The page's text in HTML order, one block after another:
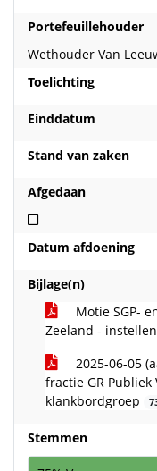
Portefeuillehouder
Wethouder Van
Toelichting
Einddatum
Stand van zaken
Afgedaan
Niet afgedaan
Datum afdoening
Bijlage(n)
Motie SGP-
Zeeland -
2025-06-05
fractie GR
klankbordgroep
Stemmen